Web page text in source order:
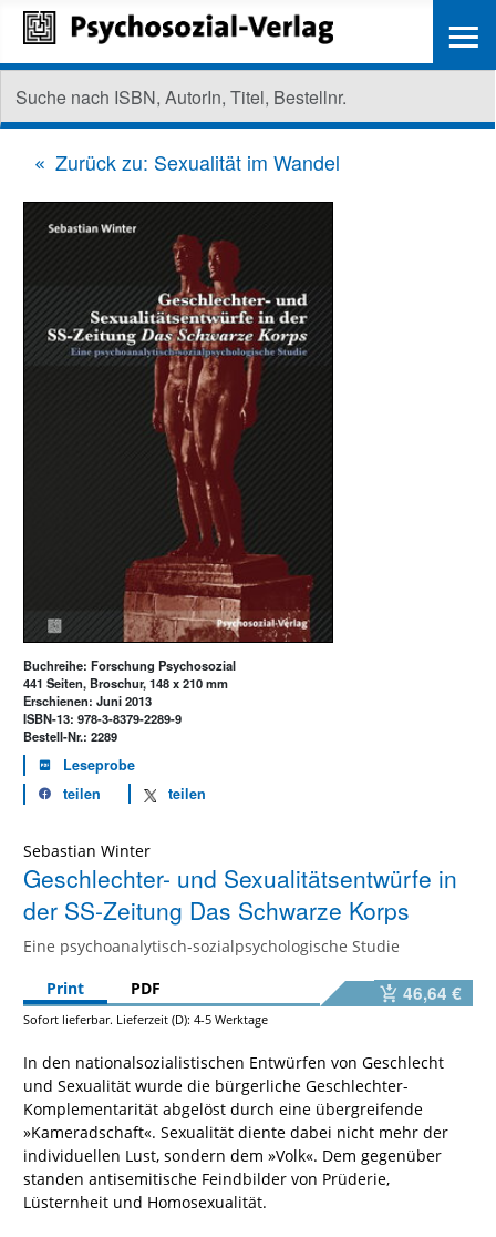
Zurück zu: Sexualität im Wandel
Buchreihe: Forschung Psychosozial
441 Seiten, Broschur, 148 x 210 mm
Erschienen: Juni 2013
ISBN-13: 978-3-8379-2289-9
Bestell-Nr.: 2289
Leseprobe
teilen
teilen
Sebastian Winter
Geschlechter- und Sexualitätsentwürfe in
der SS-Zeitung Das Schwarze Korps
Eine psychoanalytisch-sozialpsychologische Studie
Print
PDF 46,64 €
Sofort lieferbar. Lieferzeit (D): 4-5 Werktage
In den nationalsozialistischen Entwürfen von Geschlecht
und Sexualität wurde die bürgerliche Geschlechter-
Komplementarität abgelöst durch eine übergreifende
»Kameradschaft«. Sexualität diente dabei nicht mehr der
individuellen Lust, sondern dem »Volk«. Dem gegenüber
standen antisemitische Feindbilder von Prüderie,
Lüsternheit und Homosexualität.
≡